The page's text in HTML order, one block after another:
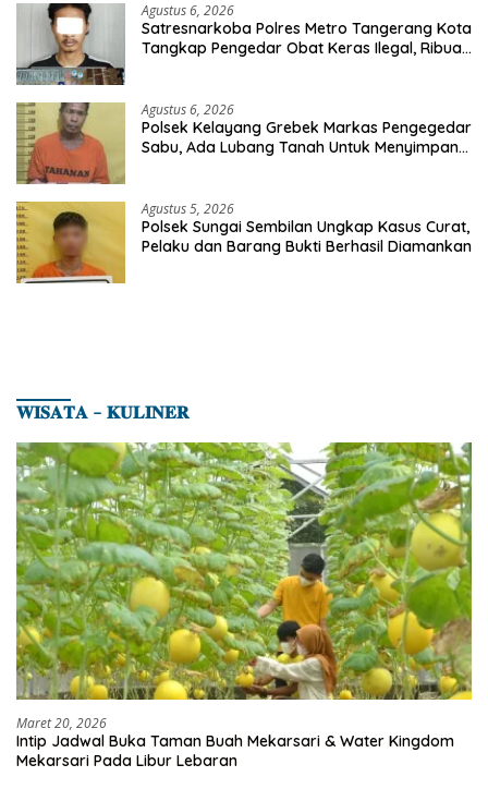
Agustus 6, 2026
Satresnarkoba Polres Metro Tangerang Kota
Tangkap Pengedar Obat Keras Ilegal, Ribuan
Agustus 6, 2026
Polsek Kelayang Grebek Markas Pengegedar
Sabu, Ada Lubang Tanah Untuk Menyimpan
Agustus 5, 2026
Polsek Sungai Sembilan Ungkap Kasus Curat,
Pelaku dan Barang Bukti Berhasil Diamankan
𝐖𝐈𝐒𝐀𝐓𝐀 – 𝐊𝐔𝐋𝐈𝐍𝐄𝐑
Maret 20, 2026
Intip Jadwal Buka Taman Buah Mekarsari & Water Kingdom
Mekarsari Pada Libur Lebaran